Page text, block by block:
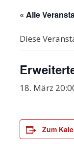
« Alle
Diese
18. März
Zum